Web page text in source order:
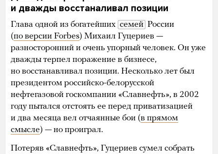
и дважды восстаналивал позиции
Глава одной из богатейших семей России
(по версии Forbes) Михаил Гуцериев —
разносторонний и очень упорный человек. Он уже
дважды терпел поражение в бизнесе,
но восстанавливал позиции. Несколько лет был
президентом российско-белорусской
нефтегазовой госкомпании «Славнефть», в 2002
году пытался отстоять ее перед приватизацией
и два месяца вел отчаянные бои (в прямом
смысле) — но проиграл.
Потеряв «Славнефть», Гуцериев сумел собрать